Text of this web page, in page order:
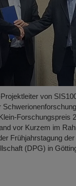
von
Forschungspreis
vor Kurzem im
Frühjahrstagung
(DPG) in